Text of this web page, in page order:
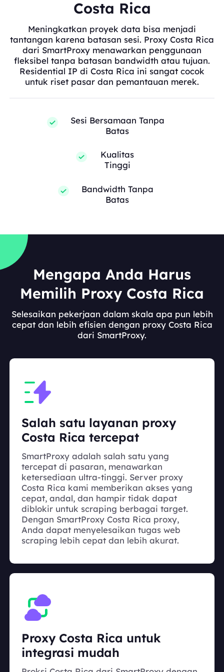
Costa Rica
Meningkatkan proyek data bisa menjadi
tantangan karena batasan sesi. Proxy Costa Rica
dari SmartProxy menawarkan penggunaan
fleksibel tanpa batasan bandwidth atau tujuan.
Residential IP di Costa Rica ini sangat cocok
untuk riset pasar dan pemantauan merek.
Sesi Bersamaan Tanpa
Batas
Kualitas
Tinggi
Bandwidth Tanpa
Batas
Mengapa Anda Harus
Memilih Proxy Costa Rica
Selesaikan pekerjaan dalam skala apa pun lebih
cepat dan lebih efisien dengan proxy Costa Rica
dari SmartProxy.
Salah satu layanan proxy
Costa Rica tercepat
SmartProxy adalah salah satu yang
tercepat di pasaran, menawarkan
ketersediaan ultra-tinggi. Server proxy
Costa Rica kami memberikan akses yang
cepat, andal, dan hampir tidak dapat
diblokir untuk scraping berbagai target.
Dengan SmartProxy Costa Rica proxy,
Anda dapat menyelesaikan tugas web
scraping lebih cepat dan lebih akurat.
Proxy Costa Rica untuk
integrasi mudah